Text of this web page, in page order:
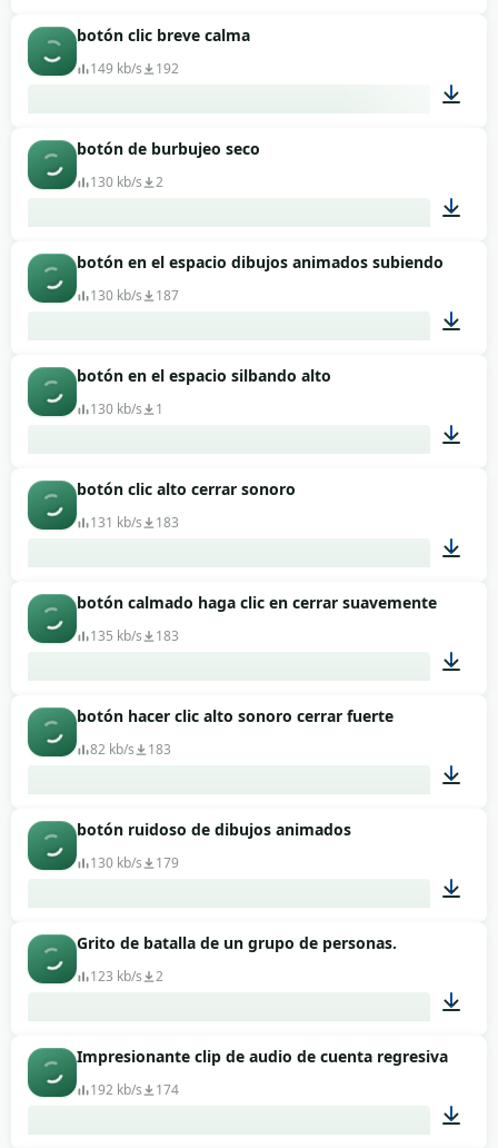
botón clic breve calma
149 kb/s 192
botón de burbujeo seco
130 kb/s 2
00:01
botón en el espacio dibujos animados subiendo
130 kb/s 187
botón en el espacio silbando alto
130 kb/s 1
botón clic alto cerrar sonoro
131 kb/s 183
00:01
botón calmado haga clic en cerrar suavemente
135 kb/s 183
botón hacer clic alto sonoro cerrar fuerte
82 kb/s 183
botón ruidoso de dibujos animados
130 kb/s 179
Grito de batalla de un grupo de personas.
123 kb/s 2
00:14
Impresionante clip de audio de cuenta regresiva
192 kb/s 174